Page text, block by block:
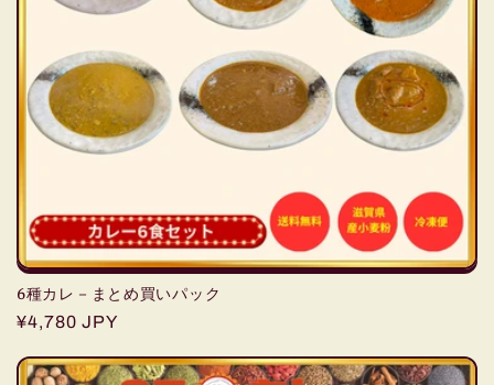
6種カレ－まとめ買いパック
通
価
¥4,780 JPY